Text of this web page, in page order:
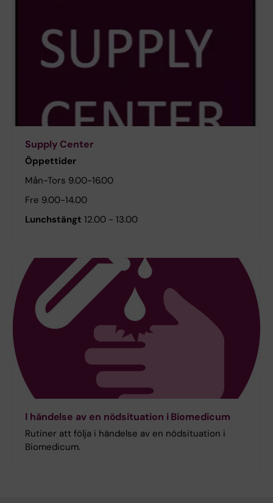
Supply Center
Öppettider
Mån-Tors 9.00-16.00
Fre 9.00-14.00
Lunchstängt 12.00 - 13.00
I händelse av en nödsituation i Biomedicum
Rutiner att följa i händelse av en nödsituation i
Biomedicum.